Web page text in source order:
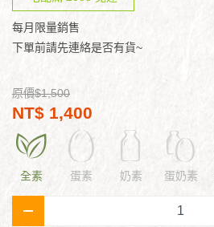
每月限量銷售
下單前請先連絡是否有貨~
原價$1,500
NT$ 1,400
全素 蛋素 奶素 蛋奶素
-